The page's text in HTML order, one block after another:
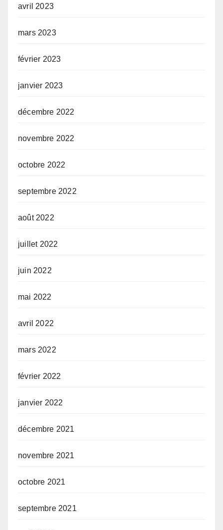
avril 2023
mars 2023
février 2023
janvier 2023
décembre 2022
novembre 2022
octobre 2022
septembre 2022
août 2022
juillet 2022
juin 2022
mai 2022
avril 2022
mars 2022
février 2022
janvier 2022
décembre 2021
novembre 2021
octobre 2021
septembre 2021